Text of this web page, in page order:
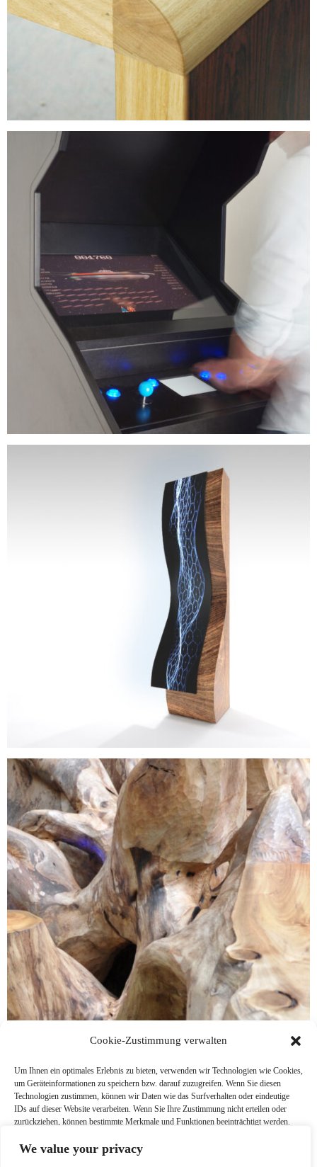
We value your privacy
Cookie-Zustimmung verwalten
Um Ihnen ein optimales Erlebnis zu bieten, verwenden wir Technologien wie Cookies,
um Geräteinformationen zu speichern bzw. darauf zuzugreifen. Wenn Sie diesen
Technologien zustimmen, können wir Daten wie das Surfverhalten oder eindeutige
IDs auf dieser Website verarbeiten. Wenn Sie Ihre Zustimmung nicht erteilen oder
zurückziehen, können bestimmte Merkmale und Funktionen beeinträchtigt werden.